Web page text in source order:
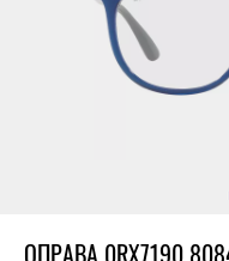
ОПРАВА 0RX7190